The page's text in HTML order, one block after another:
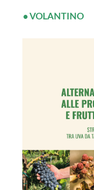
• VOLANTINO